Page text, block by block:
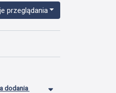
przeglądania
dodania